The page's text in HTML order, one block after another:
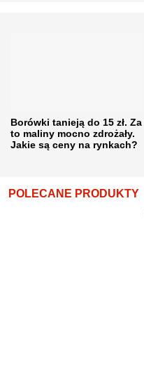
Borówki tanieją do 15 zł. Za
to maliny mocno zdrożały.
Jakie są ceny na rynkach?
POLECANE PRODUKTY